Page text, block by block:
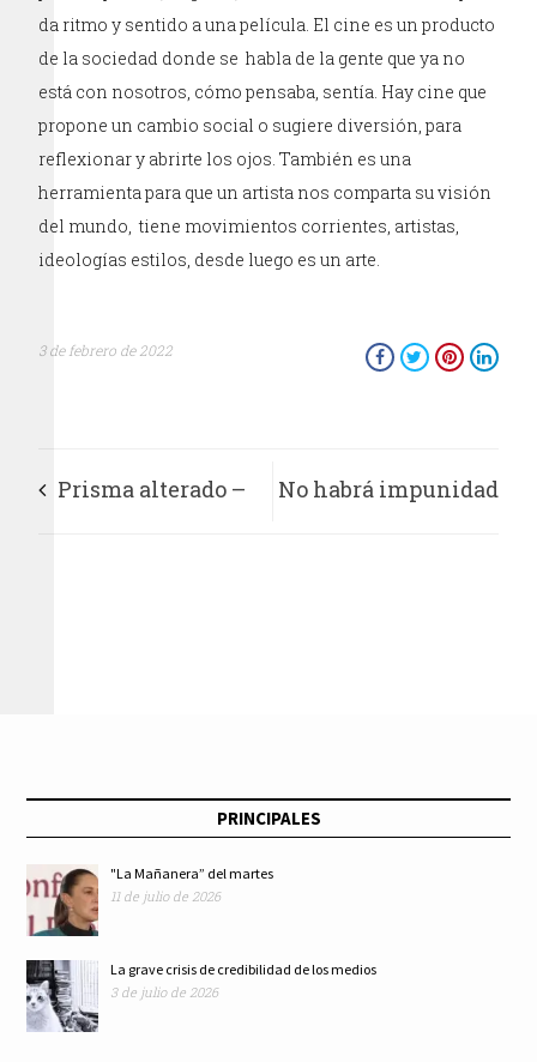
da ritmo y sentido a una película. El cine es un producto
de la sociedad donde se habla de la gente que ya no
está con nosotros, cómo pensaba, sentía. Hay cine que
propone un cambio social o sugiere diversión, para
reflexionar y abrirte los ojos. También es una
herramienta para que un artista nos comparta su visión
del mundo, tiene movimientos corrientes, artistas,
ideologías estilos, desde luego es un arte.
3 de febrero de 2022
Prisma alterado – No habrá impunidad
PRINCIPALES
"La Mañanera” del martes
11 de julio de 2026
La grave crisis de credibilidad de los medios
3 de julio de 2026